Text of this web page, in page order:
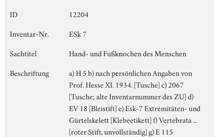
ID
12204
Inventar-Nr.
ESk 7
Sachtitel
Hand- und Fußknochen des Menschen
Beschriftung
a) H 5 b) nach persönlichen Angaben von
Prof. Hesse XI. 1934. [Tusche] c) 2067
[Tusche; alte Inventarnummer des ZU] d)
EV 18 [Bleistift] e) Esk-7 Extremitäten- und
Gürtelskelett [Klebeetikett] f) Vertebrata ...
[roter Stift, unvollständig] g) E 115